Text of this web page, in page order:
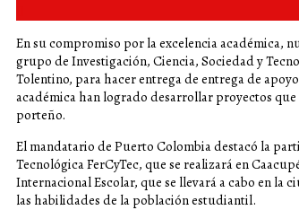
En su compromiso por la excelencia académica,
grupo de Investigación, Ciencia, Sociedad y
Tolentino, para hacer entrega de entrega de
académica han logrado desarrollar proyectos
porteño.
El mandatario de Puerto Colombia destacó la
Tecnológica FerCyTec, que se realizará en
Internacional Escolar, que se llevará a cabo en
las habilidades de la población estudiantil.